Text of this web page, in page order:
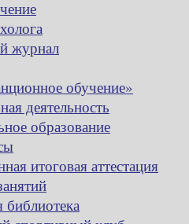
журнал
обучение»
деятельность
образование
итоговая аттестация
библиотека